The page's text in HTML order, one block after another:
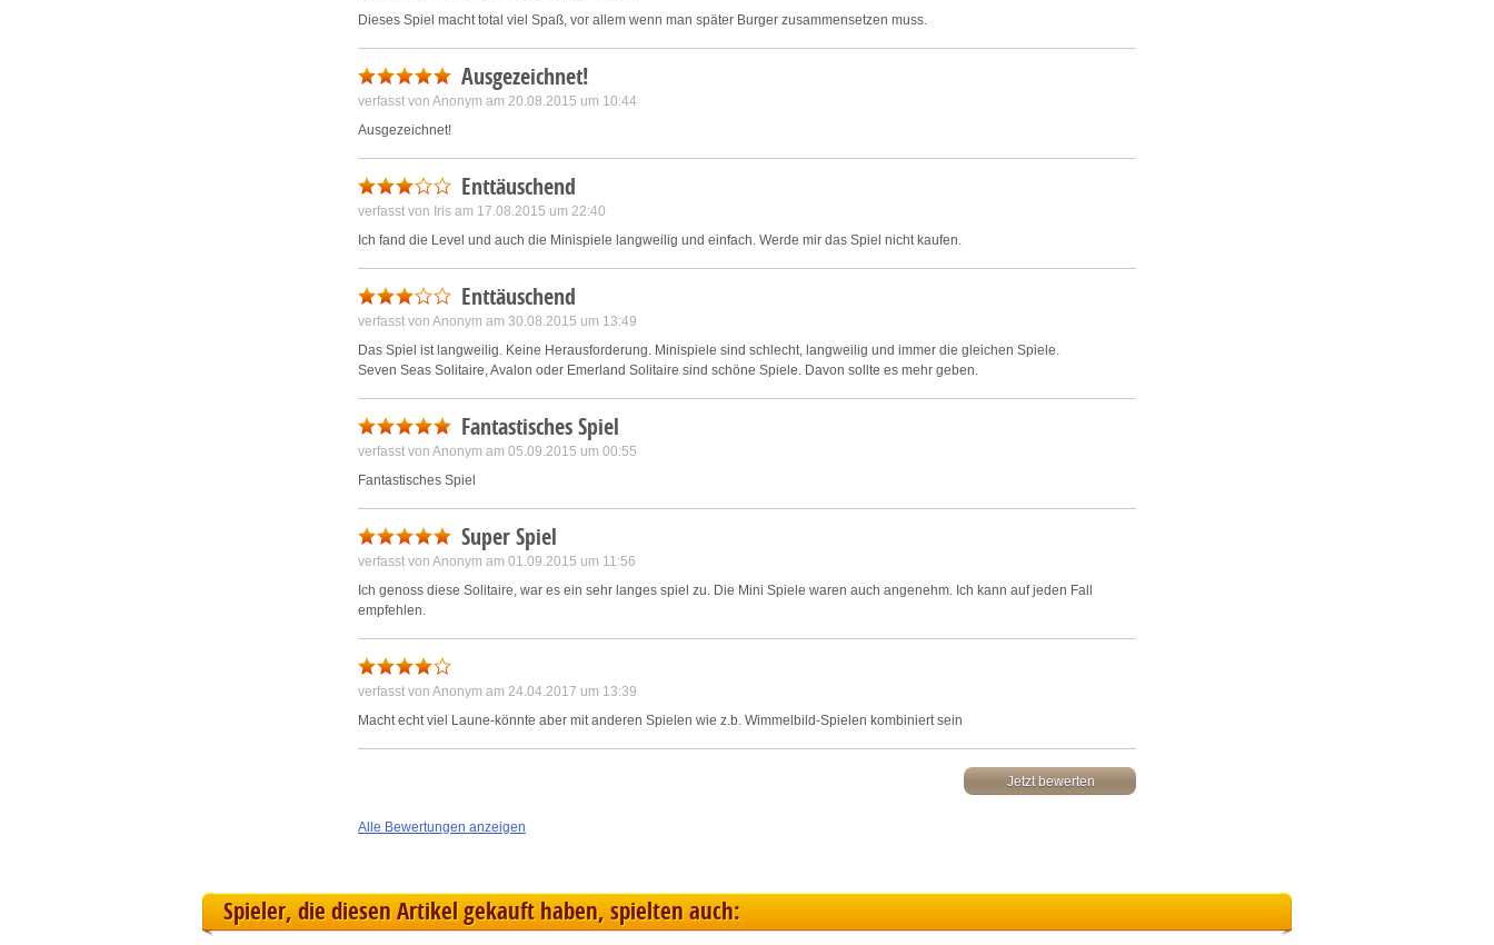
Dieses Spiel macht total viel Spaß, vor allem wenn man später Burger zusammensetzen muss.
Ausgezeichnet!
verfasst von Anonym am 20.08.2015 um 10:44
Ausgezeichnet!
Enttäuschend
verfasst von Iris am 17.08.2015 um 22:40
Ich fand die Level und auch die Minispiele langweilig und einfach. Werde mir das Spiel nicht kaufen.
Enttäuschend
verfasst von Anonym am 30.08.2015 um 13:49
Das Spiel ist langweilig. Keine Herausforderung. Minispiele sind schlecht, langweilig und immer die gleichen Spiele.
Seven Seas Solitaire, Avalon oder Emerland Solitaire sind schöne Spiele. Davon sollte es mehr geben.
Fantastisches Spiel
verfasst von Anonym am 05.09.2015 um 00:55
Fantastisches Spiel
Super Spiel
verfasst von Anonym am 01.09.2015 um 11:56
Ich genoss diese Solitaire, war es ein sehr langes spiel zu. Die Mini Spiele waren auch angenehm. Ich kann auf jeden Fall
empfehlen.
verfasst von Anonym am 24.04.2017 um 13:39
Macht echt viel Laune-könnte aber mit anderen Spielen wie z.b. Wimmelbild-Spielen kombiniert sein
Jetzt bewerten
Alle Bewertungen anzeigen
Spieler, die diesen Artikel gekauft haben, spielten auch: